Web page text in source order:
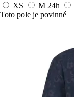
XS
M 24h
Toto pole je povinné